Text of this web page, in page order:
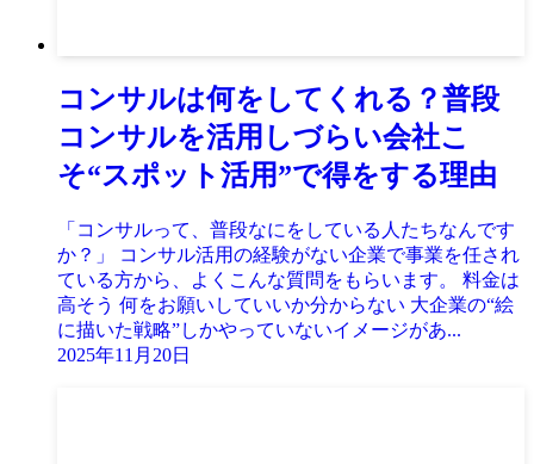
コンサルは何をしてくれる？普段
コンサルを活用しづらい会社こ
そ“スポット活用”で得をする理由
「コンサルって、普段なにをしている人たちなんです
か？」 コンサル活用の経験がない企業で事業を任され
ている方から、よくこんな質問をもらいます。 料金は
高そう 何をお願いしていいか分からない 大企業の“絵
に描いた戦略”しかやっていないイメージがあ...
2025年11月20日